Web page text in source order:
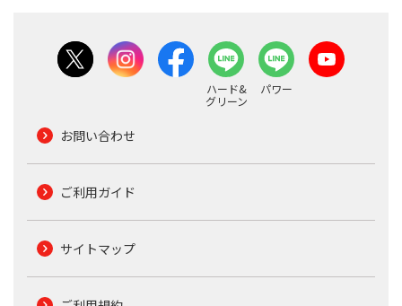
ハード&
グリーン
パワー
お問い合わせ
ご利用ガイド
サイトマップ